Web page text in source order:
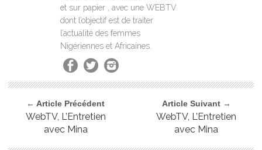
et sur papier , avec une WEBTV
dont l’objectif est de traiter
l’actualité des femmes
Nigériennes et Africaines.
← Article Précédent
WebTV, L’Entretien
avec Mina
Article Suivant →
WebTV, L’Entretien
avec Mina